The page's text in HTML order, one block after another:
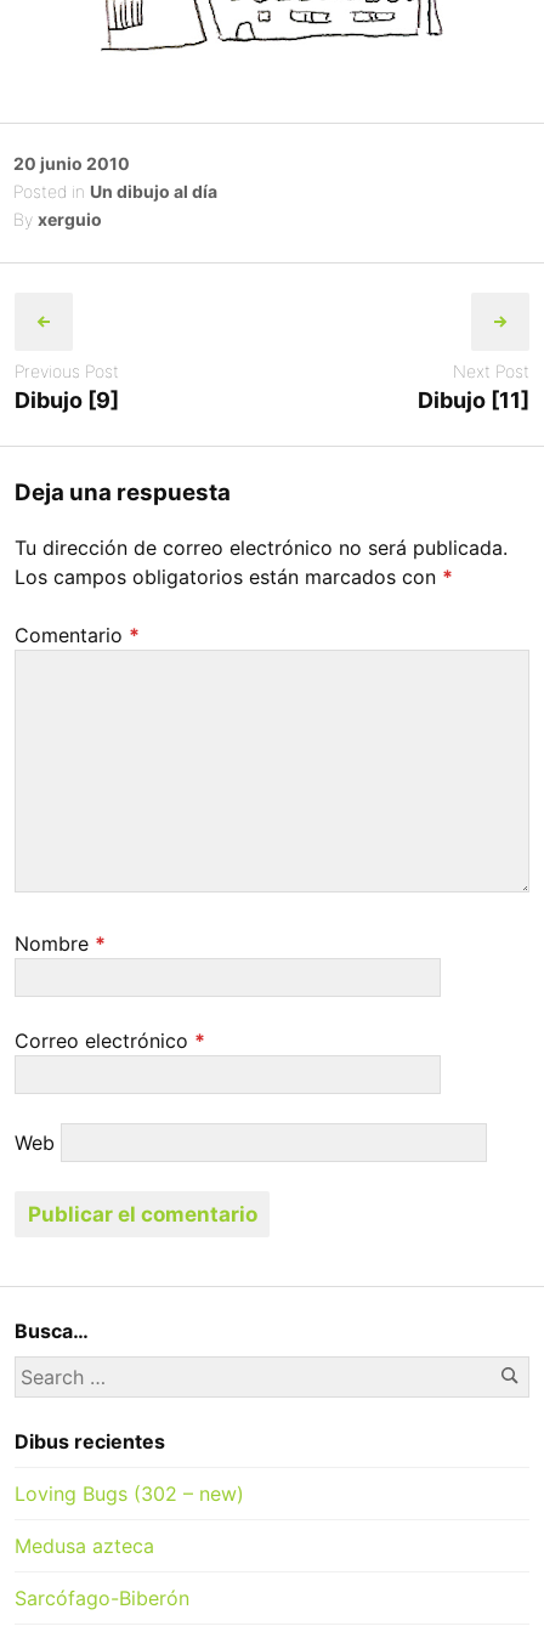
Posted
on
20 junio 2010
Posted in Un dibujo al día
By xerguio
navigation
Previous Post
Dibujo [9]
Next Post
Dibujo [11]
Deja una respuesta
Tu dirección de correo electrónico no será publicada.
Los campos obligatorios están marcados con *
Comentario *
Nombre *
Correo electrónico *
Web
Busca…
Search
for:
Dibus recientes
Loving Bugs (302 – new)
Medusa azteca
Sarcófago-Biberón